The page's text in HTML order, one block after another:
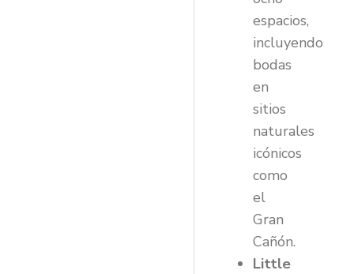
espacios,
incluyendo
bodas
en
sitios
naturales
icónicos
como
el
Gran
Cañón.
Little